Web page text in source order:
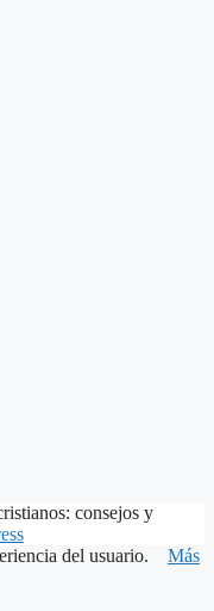
consejos y
del usuario. Más